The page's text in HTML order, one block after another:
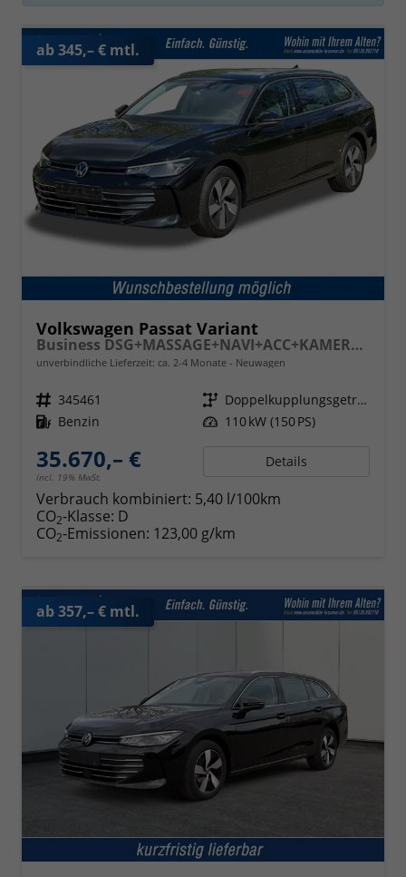
ab 345,– € mtl.
Volkswagen Passat Variant
Business DSG+MASSAGE+NAVI+ACC+KAMERA+LED
unverbindliche Lieferzeit: ca. 2-4 Monate Neuwagen
Fahrzeugnr. 345461 Getriebe
Doppelkupplungsgetriebe (DSG)
Kraftstoff Benzin Leistung 110 kW (150 PS)
35.670,– €
incl. 19% MwSt.
Details
Verbrauch kombiniert: 5,40 l/100km
CO2-Klasse: D
CO2-Emissionen: 123,00 g/km
ab 357,– € mtl.